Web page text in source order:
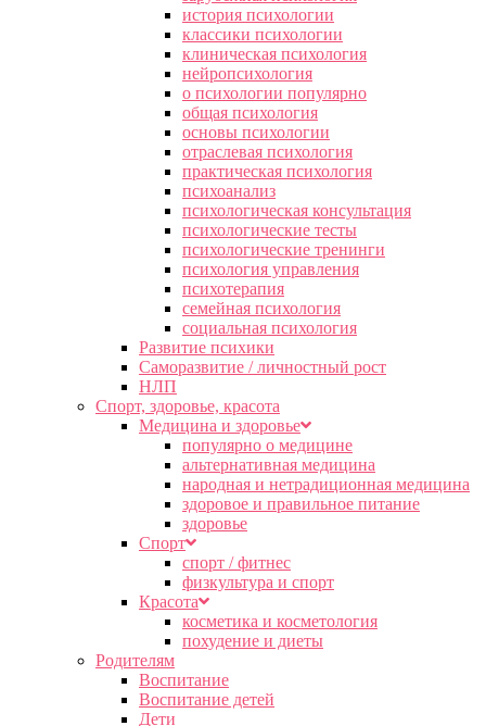
история психологии
классики психологии
клиническая психология
нейропсихология
о психологии популярно
общая психология
основы психологии
отраслевая психология
практическая психология
психоанализ
психологическая консультация
психологические тесты
психологические тренинги
психология управления
психотерапия
семейная психология
социальная психология
Развитие психики
Саморазвитие / личностный рост
НЛП
Спорт, здоровье, красота
Медицина и здоровье
популярно о медицине
альтернативная медицина
народная и нетрадиционная медицина
здоровое и правильное питание
здоровье
Спорт
спорт / фитнес
физкультура и спорт
Красота
косметика и косметология
похудение и диеты
Родителям
Воспитание
Воспитание детей
Дети